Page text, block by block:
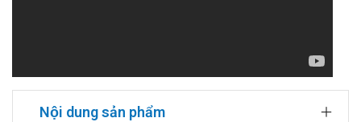
Nội dung sản phẩm